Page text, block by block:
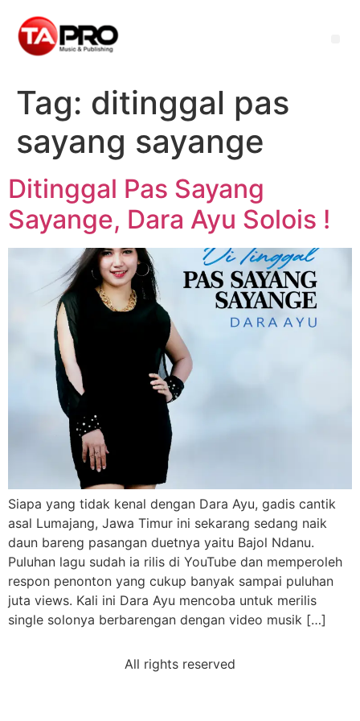
Tag: ditinggal pas
sayang sayange
Ditinggal Pas Sayang
Sayange, Dara Ayu Solois !
Siapa yang tidak kenal dengan Dara Ayu, gadis cantik
asal Lumajang, Jawa Timur ini sekarang sedang naik
daun bareng pasangan duetnya yaitu Bajol Ndanu.
Puluhan lagu sudah ia rilis di YouTube dan memperoleh
respon penonton yang cukup banyak sampai puluhan
juta views. Kali ini Dara Ayu mencoba untuk merilis
single solonya berbarengan dengan video musik […]
All rights reserved